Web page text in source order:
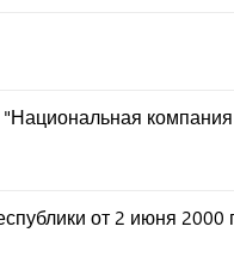
"Национальная
от 2 июня